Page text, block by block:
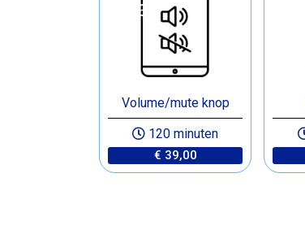
Volume/mute knop
120 minuten
€ 39,00